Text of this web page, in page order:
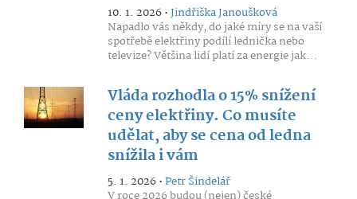
10. 1. 2026 •Jindřiška Janoušková
Napadlo vás někdy, do jaké míry se na vaší
spotřebě elektřiny podílí lednička nebo
televize? Většina lidí platí za energie jak...
Vláda rozhodla o 15% snížení
ceny elektřiny. Co musíte
udělat, aby se cena od ledna
snížila i vám
5. 1. 2026 •Petr Šindelář